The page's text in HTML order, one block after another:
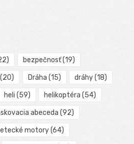
bezpečnosť(19)
(20) Dráha (15) dráhy(18)
heli (59) helikoptéra (54)
abeceda (92)
letecké motory(64)